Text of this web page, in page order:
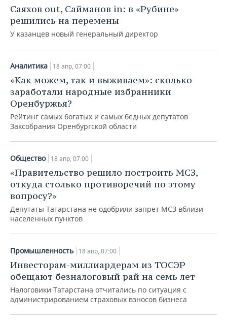
Саяхов out, Сайманов in: в «Рубине»
решились на перемены
У казанцев новый генеральный директор
Аналитика 18 апр, 07:00
«Как можем, так и выживаем»: сколько
заработали народные избранники
Оренбуржья?
Рейтинг самых богатых и самых бедных депутатов
Заксобрания Оренбургской области
Общество 18 апр, 07:00
«Правительство решило построить МСЗ,
откуда столько противоречий по этому
вопросу?»
Депутаты Татарстана не одобрили запрет МСЗ вблизи
населенных пунктов
Промышленность 18 апр, 07:00
Инвесторам-миллиардерам из ТОСЭР
обещают безналоговый рай на семь лет
Налоговики Татарстана отчитались по ситуация с
администрированием страховых взносов бизнеса